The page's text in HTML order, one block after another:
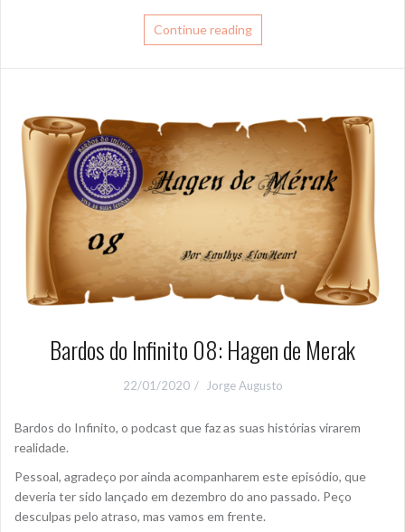
Continue reading
Bardos do Infinito 08: Hagen de Merak
22/01/2020 Jorge Augusto
Bardos do Infinito, o podcast que faz as suas histórias virarem
realidade.
Pessoal, agradeço por ainda acompanharem este episódio, que
deveria ter sido lançado em dezembro do ano passado. Peço
desculpas pelo atraso, mas vamos em frente.